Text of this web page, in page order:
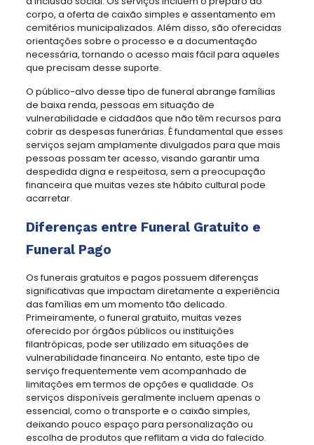
corpo, a oferta de caixão simples e assentamento em
cemitérios municipalizados. Além disso, são oferecidas
orientações sobre o processo e a documentação
necessária, tornando o acesso mais fácil para aqueles
que precisam desse suporte.
O público-alvo desse tipo de funeral abrange famílias
de baixa renda, pessoas em situação de
vulnerabilidade e cidadãos que não têm recursos para
cobrir as despesas funerárias. É fundamental que esses
serviços sejam amplamente divulgados para que mais
pessoas possam ter acesso, visando garantir uma
despedida digna e respeitosa, sem a preocupação
financeira que muitas vezes ste hábito cultural pode
acarretar.
Diferenças entre Funeral Gratuito e
Funeral Pago
Os funerais gratuitos e pagos possuem diferenças
significativas que impactam diretamente a experiência
das famílias em um momento tão delicado.
Primeiramente, o funeral gratuito, muitas vezes
oferecido por órgãos públicos ou instituições
filantrópicas, pode ser utilizado em situações de
vulnerabilidade financeira. No entanto, este tipo de
serviço frequentemente vem acompanhado de
limitações em termos de opções e qualidade. Os
serviços disponíveis geralmente incluem apenas o
essencial, como o transporte e o caixão simples,
deixando pouco espaço para personalização ou
escolha de produtos que reflitam a vida do falecido.